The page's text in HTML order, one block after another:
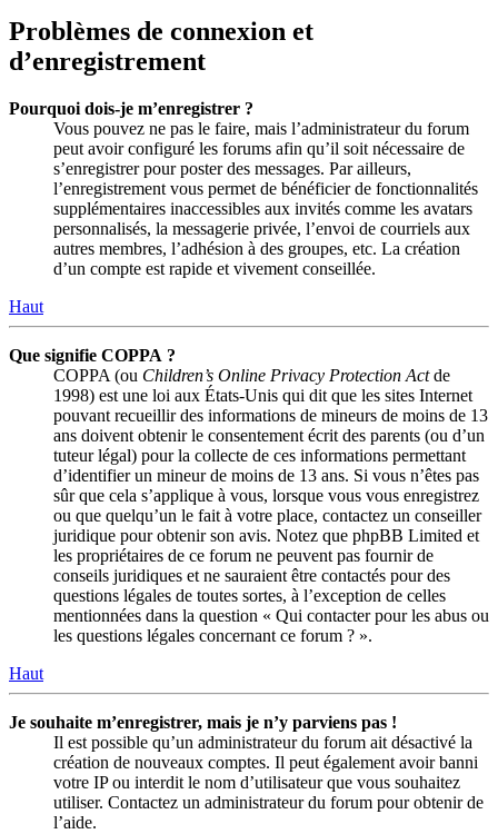
Problèmes de connexion et
d’enregistrement
Pourquoi dois-je m’enregistrer ?
Vous pouvez ne pas le faire, mais l’administrateur du forum
peut avoir configuré les forums afin qu’il soit nécessaire de
s’enregistrer pour poster des messages. Par ailleurs,
l’enregistrement vous permet de bénéficier de fonctionnalités
supplémentaires inaccessibles aux invités comme les avatars
personnalisés, la messagerie privée, l’envoi de courriels aux
autres membres, l’adhésion à des groupes, etc. La création
d’un compte est rapide et vivement conseillée.
Haut
Que signifie COPPA ?
COPPA (ou Children’s Online Privacy Protection Actde
1998) est une loi aux États-Unis qui dit que les sites Internet
pouvant recueillir des informations de mineurs de moins de 13
ans doivent obtenir le consentement écrit des parents (ou d’un
tuteur légal) pour la collecte de ces informations permettant
d’identifier un mineur de moins de 13 ans. Si vous n’êtes pas
sûr que cela s’applique à vous, lorsque vous vous enregistrez
ou que quelqu’un le fait à votre place, contactez un conseiller
juridique pour obtenir son avis. Notez que phpBB Limited et
les propriétaires de ce forum ne peuvent pas fournir de
conseils juridiques et ne sauraient être contactés pour des
questions légales de toutes sortes, à l’exception de celles
mentionnées dans la question « Qui contacter pour les abus ou
les questions légales concernant ce forum ? ».
Haut
Je souhaite m’enregistrer, mais je n’y parviens pas !
Il est possible qu’un administrateur du forum ait désactivé la
création de nouveaux comptes. Il peut également avoir banni
votre IP ou interdit le nom d’utilisateur que vous souhaitez
utiliser. Contactez un administrateur du forum pour obtenir de
l’aide.